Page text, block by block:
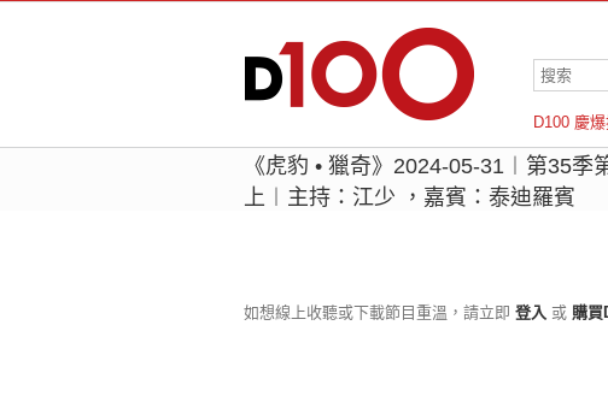
D100 慶
羅倫斯
《虎豹 • 獵奇》2024-05-31︱第35季
上︱主持：江少 ，嘉賓：泰迪羅賓
如想線上收聽或下載節目重溫，請立即 登入 或 購買